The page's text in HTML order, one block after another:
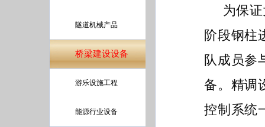
隧道机械产品
桥梁建设设备
游乐设施工程
能源行业设备
为保
阶段钢柱
队成员参
备。精调
控制系统